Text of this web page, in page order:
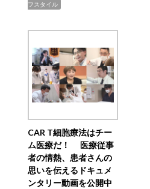
フスタイル
CAR T細胞療法はチー
ム医療だ！ 医療従事
者の情熱、患者さんの
思いを伝えるドキュメ
ンタリー動画を公開中